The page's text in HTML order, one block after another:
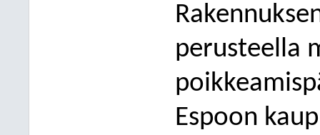
perusteella
Espoon